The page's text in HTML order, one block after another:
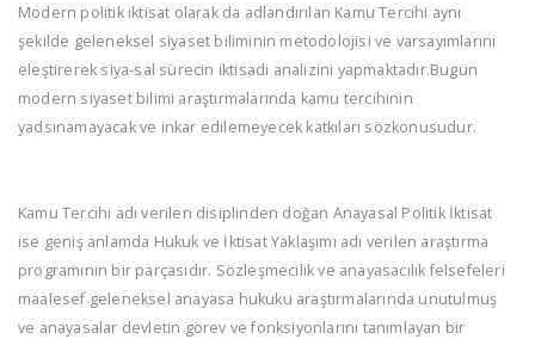
Modern politik iktisat olarak da adlandırılan Kamu Tercihi aynı
şekilde geleneksel siyaset biliminin metodolojisi ve varsayımlarını
eleştirerek siya-sal sürecin iktisadi analizini yapmaktadır.Bugün
modern siyaset bilimi araştırmalarında kamu tercihinin
yadsınamayacak ve inkar edilemeyecek katkıları sözkonusudur.
Kamu Tercihi adı verilen disiplinden doğan Anayasal Politik İktisat
ise geniş anlamda Hukuk ve İktisat Yaklaşımı adı verilen araştırma
programının bir parçasıdır. Sözleşmecilik ve anayasacılık felsefeleri
maalesef geleneksel anayasa hukuku araştırmalarında unutulmuş
ve anayasalar devletin görev ve fonksiyonlarını tanımlayan bir